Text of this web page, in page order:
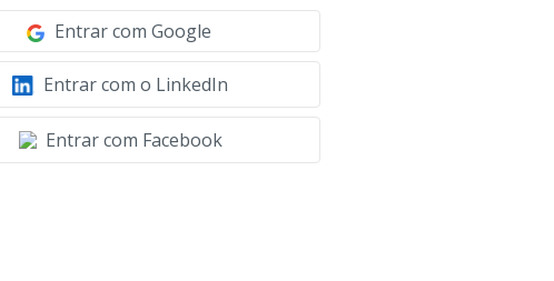
Entrar com Google
Entrar com o LinkedIn
Entrar com Facebook